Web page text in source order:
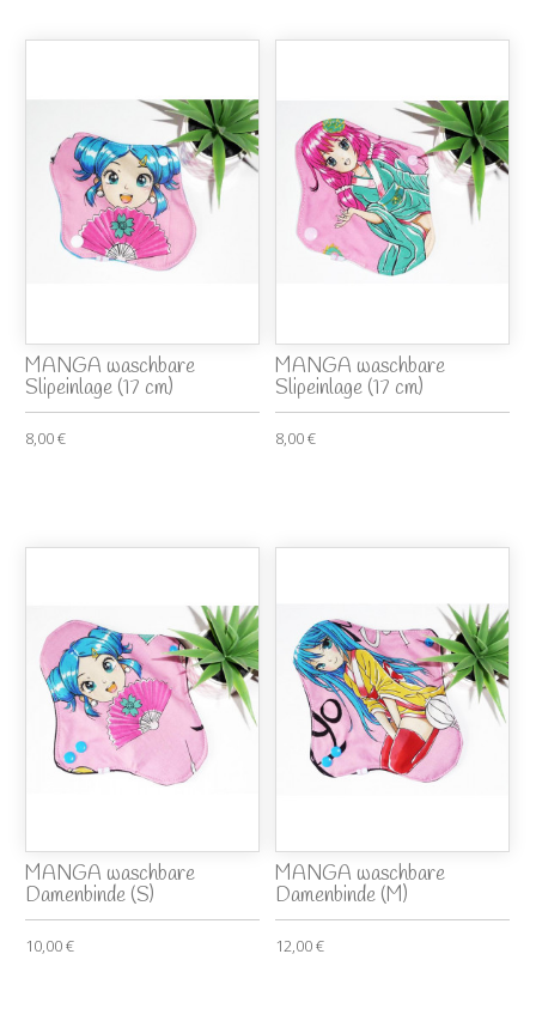
MANGA waschbare
Slipeinlage (17 cm)
8,00 €
MANGA waschbare
Slipeinlage (17 cm)
8,00 €
MANGA waschbare
Damenbinde (S)
10,00 €
MANGA waschbare
Damenbinde (M)
12,00 €